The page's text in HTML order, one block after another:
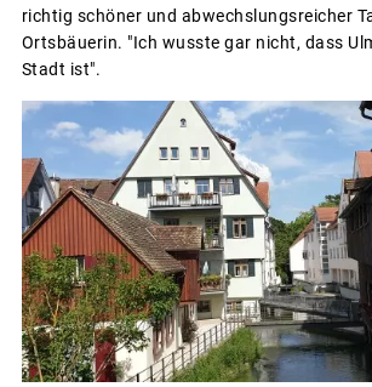
richtig schöner und abwechslungsreicher
Ortsbäuerin. "Ich wusste gar nicht, dass
Stadt ist".